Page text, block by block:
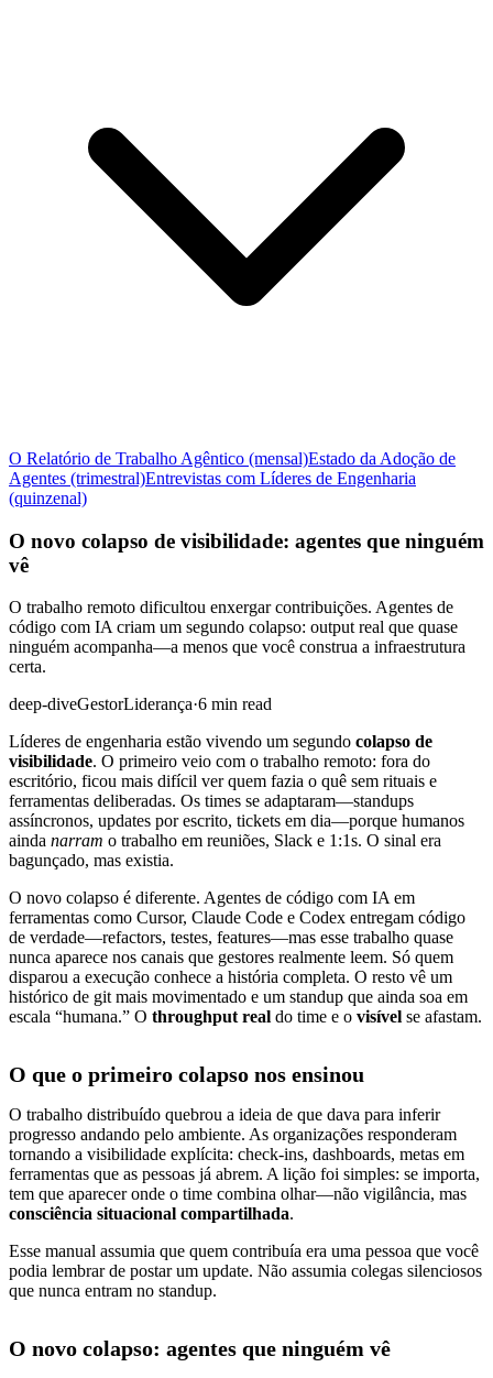
O Relatório de Trabalho Agêntico (mensal)Estado da Adoção de
Agentes (trimestral)Entrevistas com Líderes de Engenharia
(quinzenal)
O novo colapso de visibilidade: agentes que ninguém
vê
O trabalho remoto dificultou enxergar contribuições. Agentes de
código com IA criam um segundo colapso: output real que quase
ninguém acompanha—a menos que você construa a infraestrutura
certa.
deep-diveGestorLiderança·6 min read
Líderes de engenharia estão vivendo um segundo colapso de
visibilidade. O primeiro veio com o trabalho remoto: fora do
escritório, ficou mais difícil ver quem fazia o quê sem rituais e
ferramentas deliberadas. Os times se adaptaram—standups
assíncronos, updates por escrito, tickets em dia—porque humanos
ainda narram o trabalho em reuniões, Slack e 1:1s. O sinal era
bagunçado, mas existia.
O novo colapso é diferente. Agentes de código com IA em
ferramentas como Cursor, Claude Code e Codex entregam código
de verdade—refactors, testes, features—mas esse trabalho quase
nunca aparece nos canais que gestores realmente leem. Só quem
disparou a execução conhece a história completa. O resto vê um
histórico de git mais movimentado e um standup que ainda soa em
escala “humana.” O throughput real do time e o visível se afastam.
O que o primeiro colapso nos ensinou
O trabalho distribuído quebrou a ideia de que dava para inferir
progresso andando pelo ambiente. As organizações responderam
tornando a visibilidade explícita: check-ins, dashboards, metas em
ferramentas que as pessoas já abrem. A lição foi simples: se importa,
tem que aparecer onde o time combina olhar—não vigilância, mas
consciência situacional compartilhada.
Esse manual assumia que quem contribuía era uma pessoa que você
podia lembrar de postar um update. Não assumia colegas silenciosos
que nunca entram no standup.
O novo colapso: agentes que ninguém vê